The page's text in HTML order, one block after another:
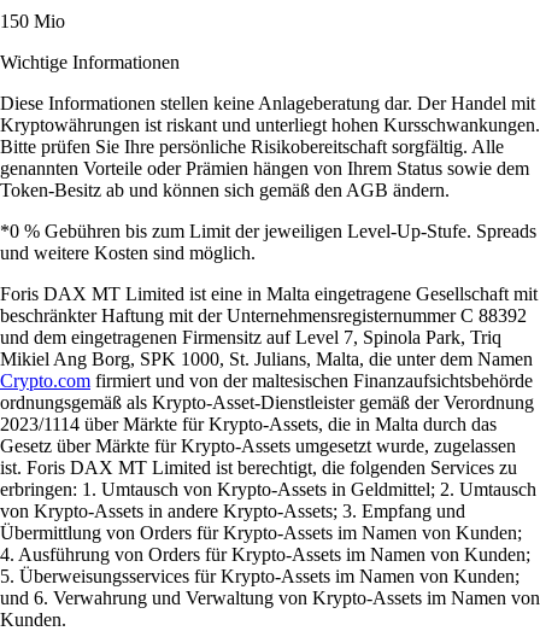
150 Mio
Wichtige Informationen
Diese Informationen stellen keine Anlageberatung dar. Der Handel mit
Kryptowährungen ist riskant und unterliegt hohen Kursschwankungen.
Bitte prüfen Sie Ihre persönliche Risikobereitschaft sorgfältig. Alle
genannten Vorteile oder Prämien hängen von Ihrem Status sowie dem
Token-Besitz ab und können sich gemäß den AGB ändern.
*0 % Gebühren bis zum Limit der jeweiligen Level-Up-Stufe. Spreads
und weitere Kosten sind möglich.
Foris DAX MT Limited ist eine in Malta eingetragene Gesellschaft mit
beschränkter Haftung mit der Unternehmensregisternummer C 88392
und dem eingetragenen Firmensitz auf Level 7, Spinola Park, Triq
Mikiel Ang Borg, SPK 1000, St. Julians, Malta, die unter dem Namen
Crypto.com firmiert und von der maltesischen Finanzaufsichtsbehörde
ordnungsgemäß als Krypto-Asset-Dienstleister gemäß der Verordnung
2023/1114 über Märkte für Krypto-Assets, die in Malta durch das
Gesetz über Märkte für Krypto-Assets umgesetzt wurde, zugelassen
ist. Foris DAX MT Limited ist berechtigt, die folgenden Services zu
erbringen: 1. Umtausch von Krypto-Assets in Geldmittel; 2. Umtausch
von Krypto-Assets in andere Krypto-Assets; 3. Empfang und
Übermittlung von Orders für Krypto-Assets im Namen von Kunden;
4. Ausführung von Orders für Krypto-Assets im Namen von Kunden;
5. Überweisungsservices für Krypto-Assets im Namen von Kunden;
und 6. Verwahrung und Verwaltung von Krypto-Assets im Namen von
Kunden.